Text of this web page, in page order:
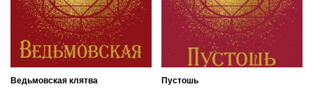
Ведьмовская клятва Пустошь